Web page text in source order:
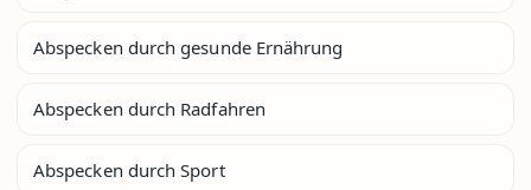
Abspecken durch gesunde Ernährung
Abspecken durch Radfahren
Abspecken durch Sport